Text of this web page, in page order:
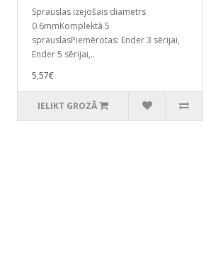
Sprauslas izejošais diametrs
0.6mmKomplektā 5
sprauslasPiemērotas: Ender 3 sērijai,
Ender 5 sērijai,..
5,57€
IELIKT GROZĀ